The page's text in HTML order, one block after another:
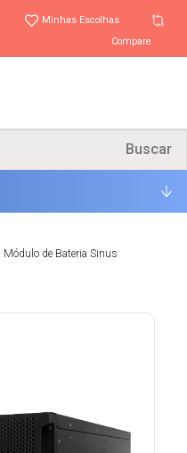
Minhas Escolhas
Compare
▾
Buscar
Módulo de Bateria Sinus